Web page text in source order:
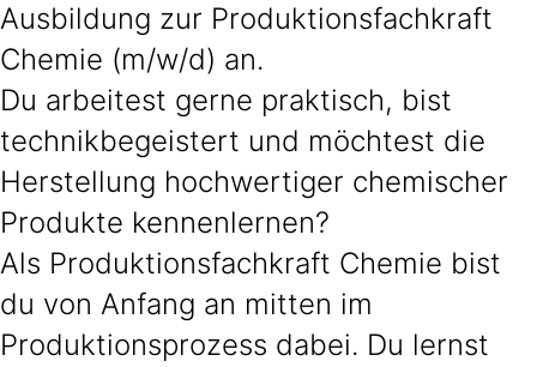
Ausbildung zur Produktionsfachkraft
Chemie (m/w/d) an.
Du arbeitest gerne praktisch, bist
technikbegeistert und möchtest die
Herstellung hochwertiger chemischer
Produkte kennenlernen?
Als Produktionsfachkraft Chemie bist
du von Anfang an mitten im
Produktionsprozess dabei. Du lernst